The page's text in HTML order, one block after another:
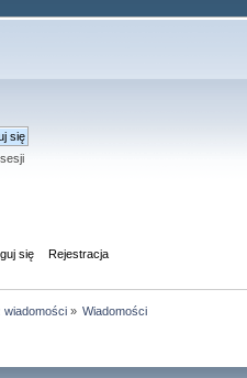
się Rejestracja
wiadomości» Wiadomości